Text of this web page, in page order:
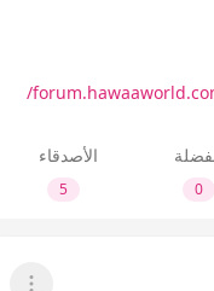
forum.hawaaworld.com/
0
الأصدقاء
5